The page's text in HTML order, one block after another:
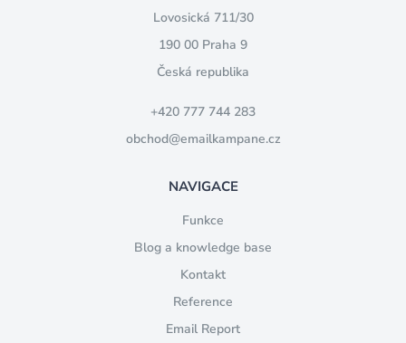
Lovosická 711/30
190 00 Praha 9
Česká republika
+420 777 744 283
obchod@emailkampane.cz
NAVIGACE
Funkce
Blog a knowledge base
Kontakt
Reference
Email Report